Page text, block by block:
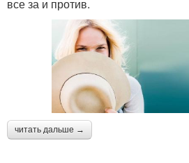
все за и против.
читать дальше →